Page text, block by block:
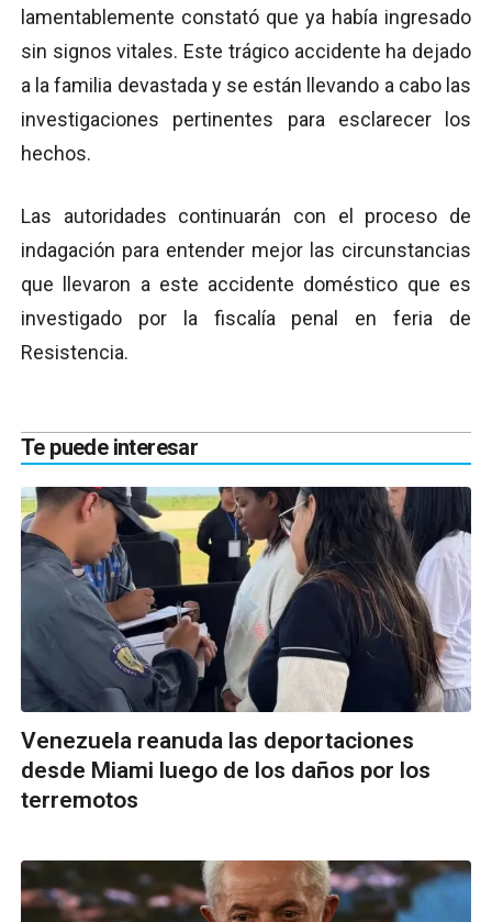
lamentablemente constató que ya había ingresado
sin signos vitales. Este trágico accidente ha dejado
a la familia devastada y se están llevando a cabo las
investigaciones pertinentes para esclarecer los
hechos.
Las autoridades continuarán con el proceso de
indagación para entender mejor las circunstancias
que llevaron a este accidente doméstico que es
investigado por la fiscalía penal en feria de
Resistencia.
Te puede interesar
Venezuela reanuda las deportaciones
desde Miami luego de los daños por los
terremotos